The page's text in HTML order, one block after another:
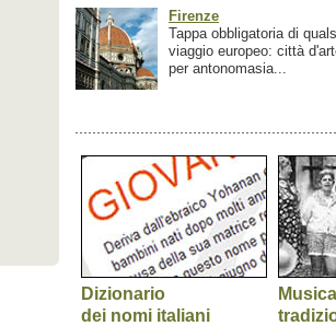
Firenze
Tappa obbligatoria di
viaggio europeo: città
per antonomasia...
Dizionario
dei nomi italiani
Musica